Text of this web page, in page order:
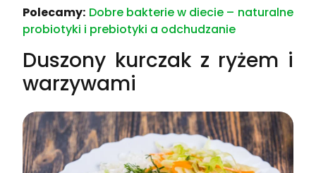
Polecamy: Dobre bakterie w diecie – naturalne
probiotyki i prebiotyki a odchudzanie
Duszony kurczak z ryżem i
warzywami